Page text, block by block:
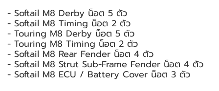
- Softail M8 Derby น็อต 5 ตัว
- Softail M8 Timing น็อต 2 ตัว
- Touring M8 Derby น็อต 5 ตัว
- Touring M8 Timing น็อต 2 ตัว
- Softail M8 Rear Fender น็อต 4 ตัว
- Softail M8 Strut Sub-Frame Fender น็อต 4 ตัว
- Softail M8 ECU / Battery Cover น็อต 3 ตัว